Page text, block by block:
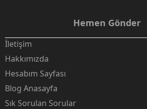
Hemen Gönder
İletişim
Hakkımızda
Hesabım Sayfası
Blog Anasayfa
Sık Sorulan Sorular